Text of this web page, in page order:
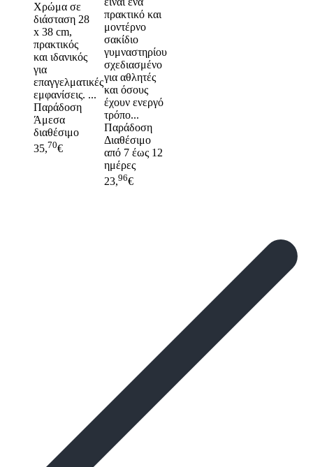
Χρώμα σε
διάσταση 28
x 38 cm,
πρακτικός
και ιδανικός
για
επαγγελματικές
εμφανίσεις. ...
Παράδοση
Άμεσα
διαθέσιμο
35,70€
πρακτικό και
μοντέρνο
σακίδιο
γυμναστηρίου
σχεδιασμένο
για αθλητές
και όσους
έχουν ενεργό
τρόπο...
Παράδοση
Διαθέσιμο
από 7 έως 12
ημέρες
23,96€